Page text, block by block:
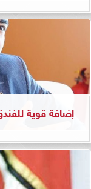
إضافة قوية